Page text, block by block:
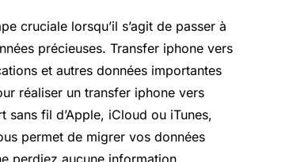
cruciale lorsqu’il s’agit de passer à
précieuses. Transfer iphone vers
et autres données importantes
réaliser un transfer iphone vers
fil d’Apple, iCloud ou iTunes,
permet de migrer vos données
perdiez aucune information